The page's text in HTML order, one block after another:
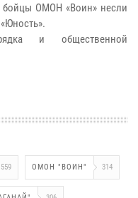
бойцы ОМОН «Воин» несли
и общественной
559 ОМОН "ВОИН" 314